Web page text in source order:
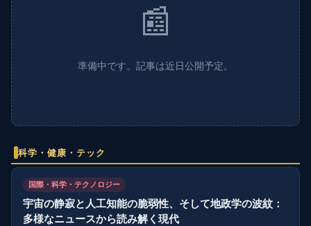
📰
準備中です。記事は近日公開予定。
科学・健康・テック
国際・科学・テクノロジー
宇宙の静寂と人工知能の脆弱性、そして地政学の波紋：
多様なニュースから読み解く現代